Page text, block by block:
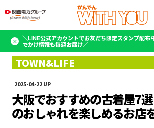
＼LINE公式アカウントでお友だち限定スタンプ配布
でかけ情報も毎週お届け／
2025-04-22
大阪でおすすめの古着屋7
のおしゃれを楽しめるお店